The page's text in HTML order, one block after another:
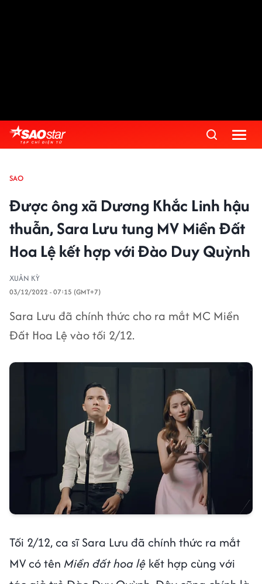
SAO
Được ông xã Dương Khắc Linh hậu
thuẫn, Sara Lưu tung MV Miền Đất
Hoa Lệ kết hợp với Đào Duy Quỳnh
XUÂN KỲ
03/12/2022 - 07:15 (GMT+7)
Sara Lưu đã chính thức cho ra mắt MC Miền
Đất Hoa Lệ vào tối 2/12.
Tối 2/12, ca sĩ Sara Lưu đã chính thức ra mắt
MV có tên Miền đất hoa lệ kết hợp cùng với